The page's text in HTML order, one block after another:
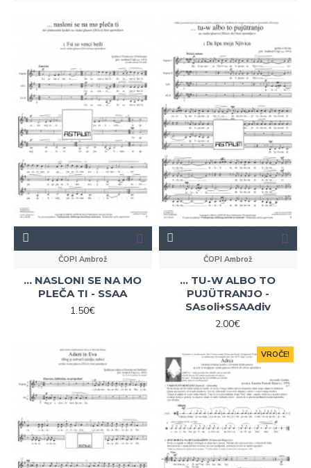
ČOPI Ambrož
... NASLONI SE NA MO
PLEČA TI - SSAA
1.50€
ČOPI Ambrož
... TU-W ALBO TO
PUJÜTRANJO -
SAsoli+SSAAdiv
2.00€
VROČE!